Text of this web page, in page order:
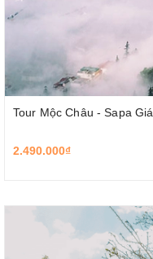
Tour Mộc Châu - Sapa
2.490.000₫